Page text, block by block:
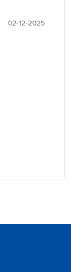
02-12-2025